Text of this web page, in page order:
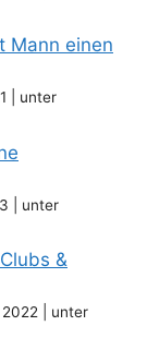
Mann einen
unter
unter
&
unter